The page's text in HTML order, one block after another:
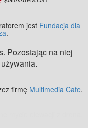
jest Fundacja dla
.
Pozostając na niej
firmę Multimedia Cafe.